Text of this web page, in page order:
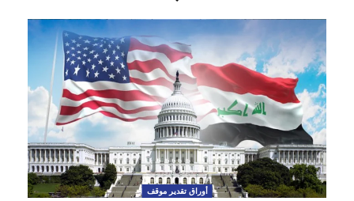
أوراق تقدير موقف